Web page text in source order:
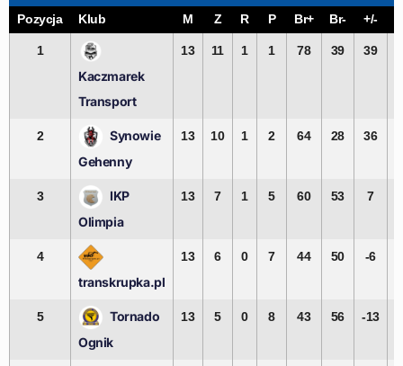
Pozycja Klub M Z R P Br+ Br- +/-
1
Kaczmarek
Transport
13 11 1 1 78 39 39
2
Synowie
Gehenny
13 10 1 2 64 28 36
3
IKP
Olimpia
13 7 1 5 60 53 7
4
transkrupka.pl
13 6 0 7 44 50 -6
5
Tornado
Ognik
13 5 0 8 43 56 -13